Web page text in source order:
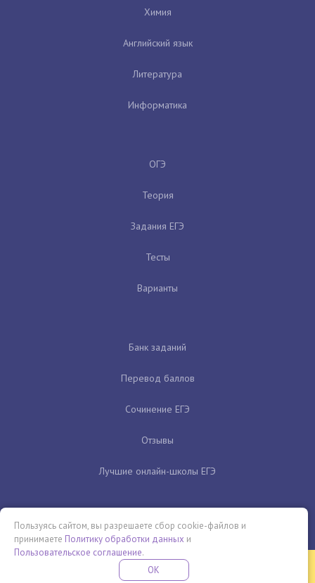
Химия
Английский язык
Литература
Информатика
ОГЭ
Теория
Задания ЕГЭ
Тесты
Варианты
Банк заданий
Перевод баллов
Сочинение ЕГЭ
Отзывы
Лучшие онлайн-школы ЕГЭ
Бесплатная летняя школа
ПРОВЕДИ ЭТО ЛЕТО С ПОЛЬЗОЙ
Пользуясь сайтом, вы разрешаете сбор cookie-файлов и
принимаете Политику обработки данных и
Пользовательское соглашение.
OK